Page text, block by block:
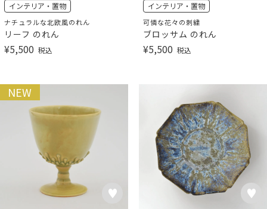
インテリア・置物
ナチュラルな北欧風のれん
リーフ のれん
¥5,500 税込
インテリア・置物
可憐な花々の刺繍
ブロッサム のれん
¥5,500 税込
NEW